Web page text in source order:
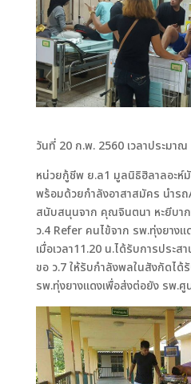
วันที่ 20 ก.พ. 2560 เวลาประมา
หน่วยกู้ชีพ ย.ล1 มูลนิธิฮิลาลอะห์
พร้อมด้วยกำลังอาสาสมัคร นำรถ
สนับสนุนจาก คุณจินตนา หะยีบา
ว.4 Refer คนไข้จาก รพ.ทุ่งยาง
เมื่อเวลา11.20 น.ได้รับการประ
ขอ ว.7 ให้รับกำลังพลในสังกัดไ
รพ.ทุ่งยางแดงเพื่อส่งต่อยัง รพ.ศู